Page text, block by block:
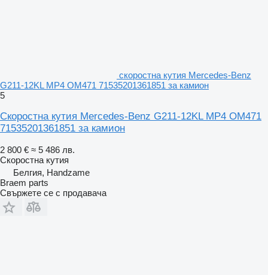
скоростна кутия Mercedes-Benz
G211-12KL MP4 OM471 71535201361851 за камион
5
Скоростна кутия Mercedes-Benz G211-12KL MP4 OM471
71535201361851 за камион
2 800 € ≈ 5 486 лв.
Скоростна кутия
Белгия, Handzame
Braem parts
Свържете се с продавача